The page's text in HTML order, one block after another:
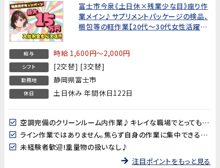
富士市今泉《土日休×残業少な目》座り作
業メイン♪サプリメントパッケージの検品、
梱包等の軽作業【20代～30代女性活躍中!
給与 時給 1,600円～2,000円
シフト [2交替] [3交替]
勤務地 静岡県富士市
休日 土日休み 年間休日122日
空調完備のクリーンルーム内作業♪キレイな職場でとっても快適♪
ライン作業ではありません。焦らず自身の作業に集中できる環境です。
未経験者歓迎!重量物の扱いなし♪
注目ポイントをもっと見る